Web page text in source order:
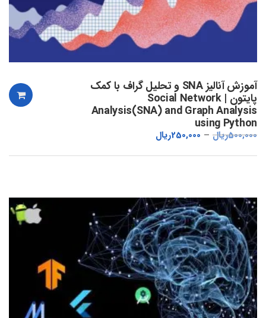
آموزش آنالیز SNA و تحلیل گراف با کمک
پایتون | Social Network
Analysis(SNA) and Graph Analysis
using Python
500,000ریال 250,000ریال